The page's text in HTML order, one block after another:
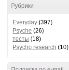
Рубрики
Everyday (397)
Psyche (26)
тесты (18)
Psycho research (10)